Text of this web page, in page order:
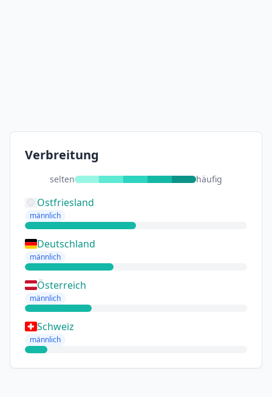
Verbreitung
selten häufig
Ostfriesland
männlich
Deutschland
männlich
Österreich
männlich
Schweiz
männlich